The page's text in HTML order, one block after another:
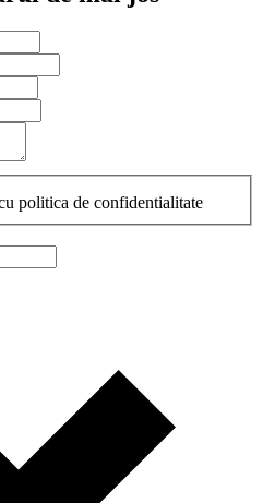
politica de confidentialitate